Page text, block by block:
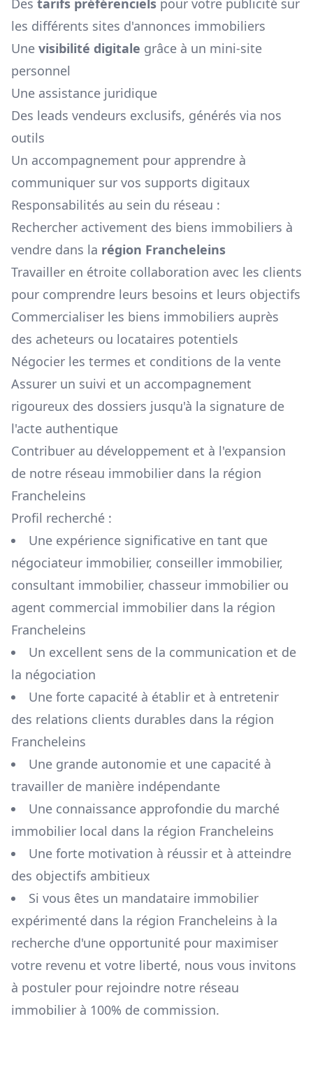
Des tarifs préférenciels pour votre publicité sur
les différents sites d'annonces immobiliers
Une visibilité digitale grâce à un mini-site
personnel
Une assistance juridique
Des leads vendeurs exclusifs, générés via nos
outils
Un accompagnement pour apprendre à
communiquer sur vos supports digitaux
Responsabilités au sein du réseau :
Rechercher activement des biens immobiliers à
vendre dans la région Francheleins
Travailler en étroite collaboration avec les clients
pour comprendre leurs besoins et leurs objectifs
Commercialiser les biens immobiliers auprès
des acheteurs ou locataires potentiels
Négocier les termes et conditions de la vente
Assurer un suivi et un accompagnement
rigoureux des dossiers jusqu'à la signature de
l'acte authentique
Contribuer au développement et à l'expansion
de notre réseau immobilier dans la région
Francheleins
Profil recherché :
Une expérience significative en tant que
négociateur immobilier, conseiller immobilier,
consultant immobilier, chasseur immobilier ou
agent commercial immobilier dans la région
Francheleins
Un excellent sens de la communication et de
la négociation
Une forte capacité à établir et à entretenir
des relations clients durables dans la région
Francheleins
Une grande autonomie et une capacité à
travailler de manière indépendante
Une connaissance approfondie du marché
immobilier local dans la région Francheleins
Une forte motivation à réussir et à atteindre
des objectifs ambitieux
Si vous êtes un mandataire immobilier
expérimenté dans la région Francheleins à la
recherche d'une opportunité pour maximiser
votre revenu et votre liberté, nous vous invitons
à postuler pour rejoindre notre réseau
immobilier à 100% de commission.